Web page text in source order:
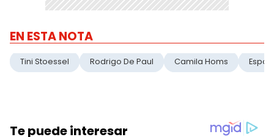
EN ESTA NOTA
Tini Stoessel Rodrigo De Paul Camila Homs